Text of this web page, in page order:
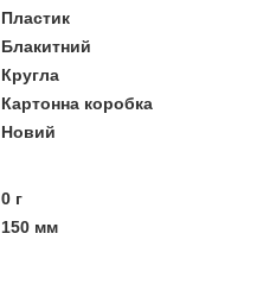
Пластик
Блакитний
Кругла
Картонна коробка
Новий
0 г
150 мм